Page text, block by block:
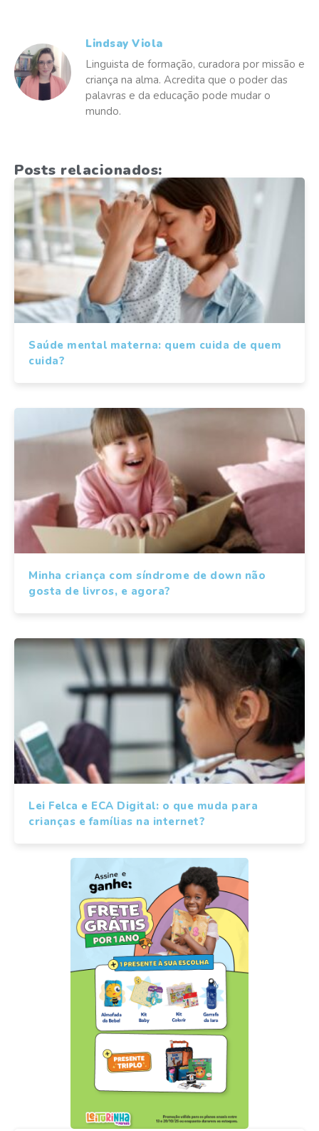
Lindsay Viola
Linguista de formação, curadora por missão e
criança na alma. Acredita que o poder das
palavras e da educação pode mudar o
mundo.
Posts relacionados:
Saúde mental materna: quem cuida de quem
cuida?
Minha criança com síndrome de down não
gosta de livros, e agora?
Lei Felca e ECA Digital: o que muda para
crianças e famílias na internet?